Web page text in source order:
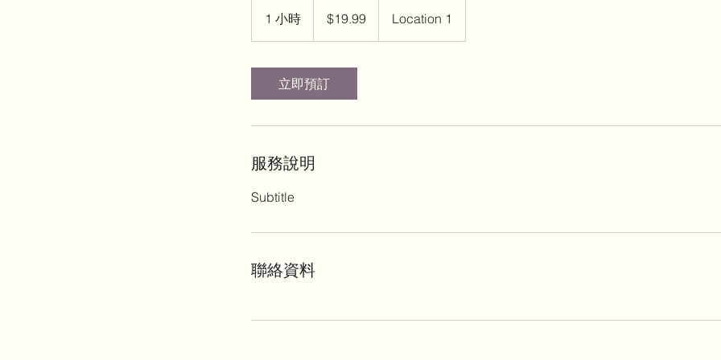
1 小時
小
$19.99 Location 1
立即預訂
服務說明
Subtitle
聯絡資料